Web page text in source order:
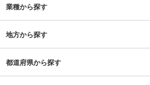
愛あるおせっかい、と読んでいます。）が業務と
して活かせます。半期に一度の表彰式のMVP常連
は女性です。 （4）あたたかい社風：半数以上が
風なので、居心地良く働く社員が多いです。社長
輩社員が丁寧にサポートいたします。またチーム
制（6〜7名）のため急な休みにも対応することが
出来ます。 ＼仕事内容／ 自動車学校のインスト
業種から探す
地方から探す
都道府県から探す